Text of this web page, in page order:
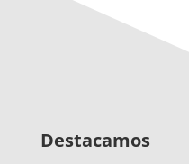
Destacamos